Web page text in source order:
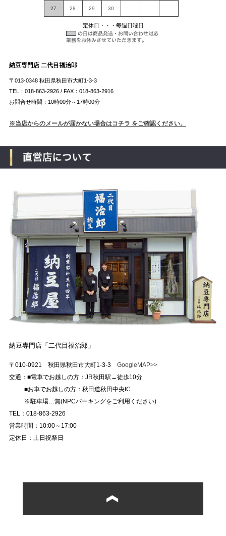
27 28 29 30
定休日・・・毎週日曜日
納豆専門店 二代目福治郎
〒013-0348 秋田県秋田市大町1-3-3
TEL：018-863-2926 / FAX：018-863-2916
お問合せ時間：10時00分～17時00分
※当店からのメールが届かない場合はコチラ をご確認ください。
納豆専門店「二代目福治郎」
〒010-0921 秋田県秋田市大町1-3-3 GoogleMAP>>
交通：■電車でお越しの方：JR秋田駅→徒歩10分
■お車でお越しの方：秋田道秋田中央IC
※駐車場…無(NPCパーキングをご利用ください)
TEL：018-863-2926
営業時間：10:00～17:00
定休日：土日祝祭日